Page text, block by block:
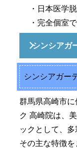
・日本医学
・完全個室
シンシアガ
シンシアガー
群馬県高崎市
ク 高崎院は、
ックとして、
その主な特徴を